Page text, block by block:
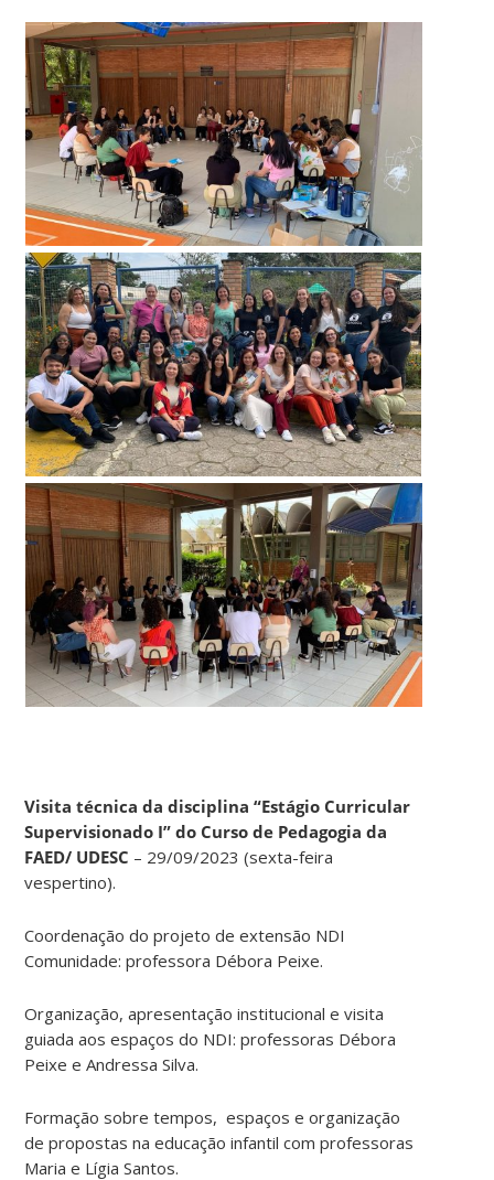
Visita técnica da disciplina “Estágio Curricular
Supervisionado I” do Curso de Pedagogia da
FAED/ UDESC – 29/09/2023 (sexta-feira
vespertino).
Coordenação do projeto de extensão NDI
Comunidade: professora Débora Peixe.
Organização, apresentação institucional e visita
guiada aos espaços do NDI: professoras Débora
Peixe e Andressa Silva.
Formação sobre tempos, espaços e organização
de propostas na educação infantil com professoras
Maria e Lígia Santos.